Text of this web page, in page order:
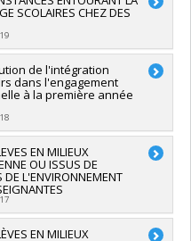
des actions
,Roch Chouinard,Alain
recherche du Québec -
des actions
SCOLAIRES CHEZ DES
Isabelle Archambault,
recherche du Québec -
des actions
de l'intégration
dans l'engagement
à la première année
Mazaye
recherches en sciences
EN MILIEUX
OU ISSUS DE
L'ENVIRONNEMENT
EN MILIEUX